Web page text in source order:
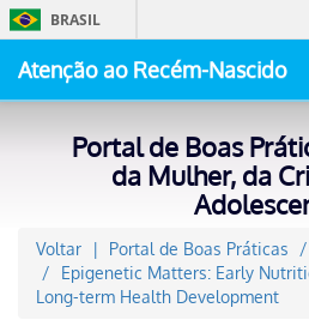
BRASIL
Atenção ao Recém-Nascido
Portal de Boas
da Mulher, da
Voltar Portal de Boas Práticas
Epigenetic Matters: Early
Long-term Health Development